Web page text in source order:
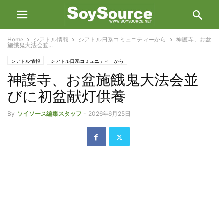
Home シアトル情報 シアトル日系コミュニティーから
神護寺、お盆
施餓鬼大法会並...
シアトル情報 シアトル日系コミュニティーから
神護寺、お盆施餓鬼大法会並
びに初盆献灯供養
By ソイソース編集スタッフ - 2026年6月25日